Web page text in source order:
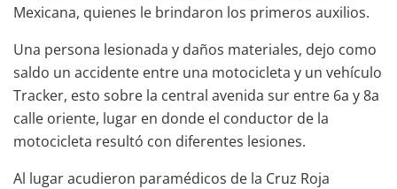
Mexicana, quienes le brindaron los primeros auxilios.
Una persona lesionada y daños materiales, dejo como
saldo un accidente entre una motocicleta y un vehículo
Tracker, esto sobre la central avenida sur entre 6a y 8a
calle oriente, lugar en donde el conductor de la
motocicleta resultó con diferentes lesiones.
Al lugar acudieron paramédicos de la Cruz Roja